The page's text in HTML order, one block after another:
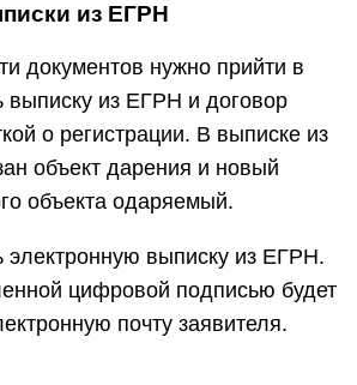
из ЕГРН
документов нужно прийти в
из ЕГРН и договор
о регистрации. В выписке из
объект дарения и новый
объекта одаряемый.
электронную выписку из ЕГРН.
цифровой подписью будет
почту заявителя.